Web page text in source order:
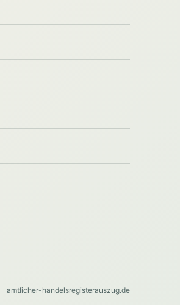
amtlicher-handelsregisterauszug.de